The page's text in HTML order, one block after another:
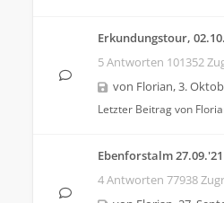
Erkundungstour,
5 Antworten 101352
von Florian,3.
Letzter Beitrag von
Ebenforstalm 27.09.'21
4 Antworten 77938